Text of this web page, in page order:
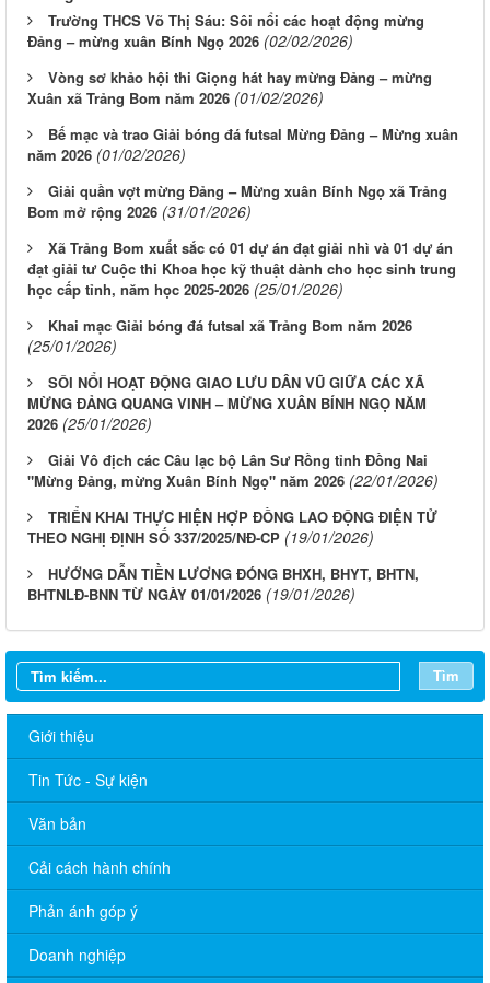
Trường THCS Võ Thị Sáu: Sôi nổi các hoạt động mừng
Đảng – mừng xuân Bính Ngọ 2026 (02/02/2026)
Vòng sơ khảo hội thi Giọng hát hay mừng Đảng – mừng
Xuân xã Trảng Bom năm 2026 (01/02/2026)
Bế mạc và trao Giải bóng đá futsal Mừng Đảng – Mừng xuân
năm 2026 (01/02/2026)
Giải quần vợt mừng Đảng – Mừng xuân Bính Ngọ xã Trảng
Bom mở rộng 2026 (31/01/2026)
Xã Trảng Bom xuất sắc có 01 dự án đạt giải nhì và 01 dự án
đạt giải tư Cuộc thi Khoa học kỹ thuật dành cho học sinh trung
học cấp tỉnh, năm học 2025-2026 (25/01/2026)
Khai mạc Giải bóng đá futsal xã Trảng Bom năm 2026
(25/01/2026)
SÔI NỔI HOẠT ĐỘNG GIAO LƯU DÂN VŨ GIỮA CÁC XÃ
MỪNG ĐẢNG QUANG VINH – MỪNG XUÂN BÍNH NGỌ NĂM
2026 (25/01/2026)
Giải Vô địch các Câu lạc bộ Lân Sư Rồng tỉnh Đồng Nai
"Mừng Đảng, mừng Xuân Bính Ngọ" năm 2026 (22/01/2026)
TRIỂN KHAI THỰC HIỆN HỢP ĐỒNG LAO ĐỘNG ĐIỆN TỬ
THEO NGHỊ ĐỊNH SỐ 337/2025/NĐ-CP (19/01/2026)
HƯỚNG DẪN TIỀN LƯƠNG ĐÓNG BHXH, BHYT, BHTN,
BHTNLĐ-BNN TỪ NGÀY 01/01/2026 (19/01/2026)
Tìm
Giới thiệu
Tin Tức - Sự kiện
Văn bản
Cải cách hành chính
Phản ánh góp ý
Doanh nghiệp
Quyết định 672/QĐ-UBND về việc cho phép chuyển mục đích
sử dụng đất ông Nguyễn Hữu Minh và bà Hồ Thị Xô
Quyết định 671/QĐ-UBND về việc cho phép chuyển mục đích